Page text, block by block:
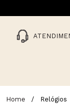
Relógios